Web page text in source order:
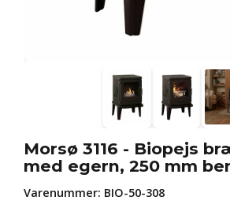
Morsø 3116 - Biopejs
med egern, 250 mm
Varenummer: BIO-50-308